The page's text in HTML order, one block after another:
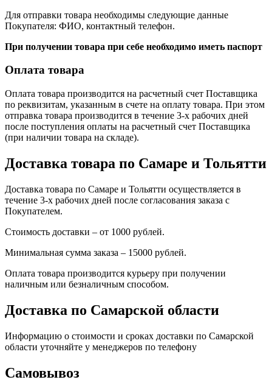
Для отправки товара необходимы следующие данные
Покупателя: ФИО, контактный телефон.
При получении товара при себе необходимо иметь паспорт
Оплата товара
Оплата товара производится на расчетный счет Поставщика
по реквизитам, указанным в счете на оплату товара. При этом
отправка товара производится в течение 3-х рабочих дней
после поступления оплаты на расчетный счет Поставщика
(при наличии товара на складе).
Доставка товара по Самаре и Тольятти
Доставка товара по Самаре и Тольятти осуществляется в
течение 3-х рабочих дней после согласования заказа с
Покупателем.
Стоимость доставки – от 1000 рублей.
Минимальная сумма заказа – 15000 рублей.
Оплата товара производится курьеру при получении
наличным или безналичным способом.
Доставка по Самарской области
Информацию о стоимости и сроках доставки по Самарской
области уточняйте у менеджеров по телефону
Самовывоз